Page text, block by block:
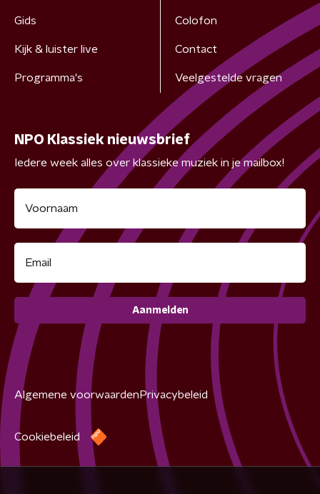
Gids
Kijk & luister live
Programma's
Colofon
Contact
Veelgestelde vragen
NPO Klassiek nieuwsbrief
Iedere week alles over klassieke muziek in je mailbox!
Aanmelden
Algemene voorwaarden Privacybeleid
Cookiebeleid